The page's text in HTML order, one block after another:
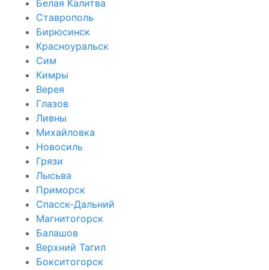
Белая Калитва
Ставрополь
Бирюсинск
Красноуральск
Сим
Кимры
Верея
Глазов
Ливны
Михайловка
Новосиль
Грязи
Лысьва
Приморск
Спасск-Дальний
Магнитогорск
Балашов
Верхний Тагил
Бокситогорск